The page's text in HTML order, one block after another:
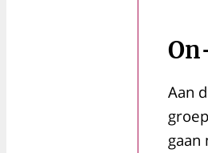
Aan
gaan